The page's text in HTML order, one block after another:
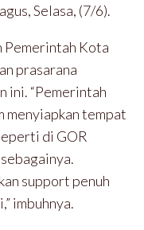
Selasa, (7/6).
Pemerintah Kota
prasarana
ini. “Pemerintah
menyiapkan tempat
di GOR
support penuh
imbuhnya.